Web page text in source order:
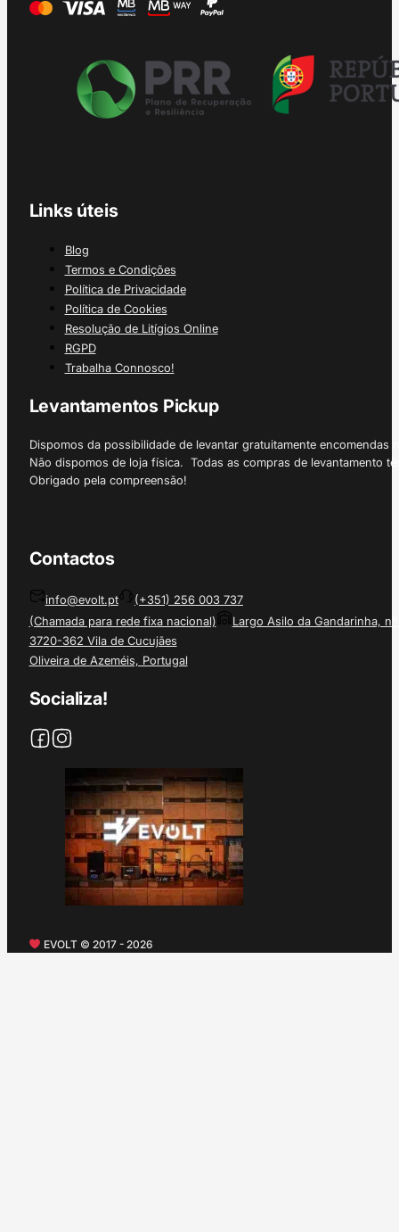
Links úteis
Blog
Termos e Condições
Política de Privacidade
Política de Cookies
Resolução de Litígios Online
RGPD
Trabalha Connosco!
Levantamentos Pickup
Dispomos da possibilidade de levantar gratuitamente
Não dispomos de loja física. Todas as compras de levantamento
Obrigado pela compreensão!
Contactos
info@evolt.pt
(+351) 256 003 737
(Chamada para rede fixa nacional)
Largo Asilo da Gandarinha, nº
3720-362 Vila de Cucujães
Oliveira de Azeméis, Portugal
Socializa!
EVOLT © 2017 - 2026